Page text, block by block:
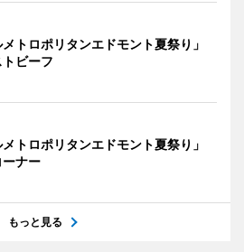
メトロポリタンエドモント夏祭り」
ビーフ
メトロポリタンエドモント夏祭り」
ナー
もっと見る